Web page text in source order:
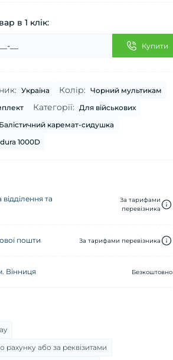
в 1 клік:
Купити
Україна Колір: Чорний мультикам
Категорії: Для військових
Балістичний каремат-сидушка
1000D
та
За тарифами
перевізника
пошти За тарифами перевізника
Вінниця Безкоштовно
рахунку або за реквізитами